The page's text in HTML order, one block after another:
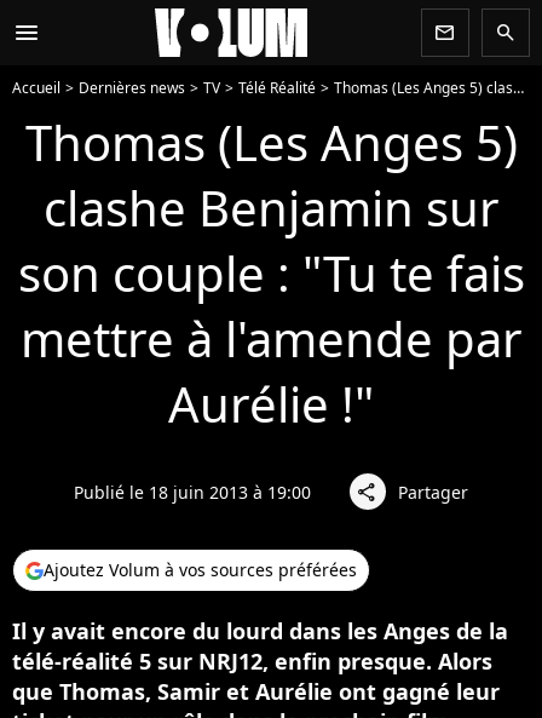
menu newsletter search
Accueil Dernières news TV Télé Réalité Thomas (Les Anges 5) clashe Benjamin sur son couple : "Tu te fais mettre à l'amende par Aurélie !"
Thomas (Les Anges 5)
clashe Benjamin sur
son couple : "Tu te fais
mettre à l'amende par
Aurélie !"
Publié le 18 juin 2013 à 19:00 share Partager
Ajoutez Volum à vos sources préférées
Il y avait encore du lourd dans les Anges de la
télé-réalité 5 sur NRJ12, enfin presque. Alors
que Thomas, Samir et Aurélie ont gagné leur